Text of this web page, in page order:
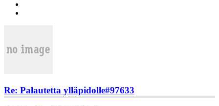
Re: Palautetta ylläpidolle#97633